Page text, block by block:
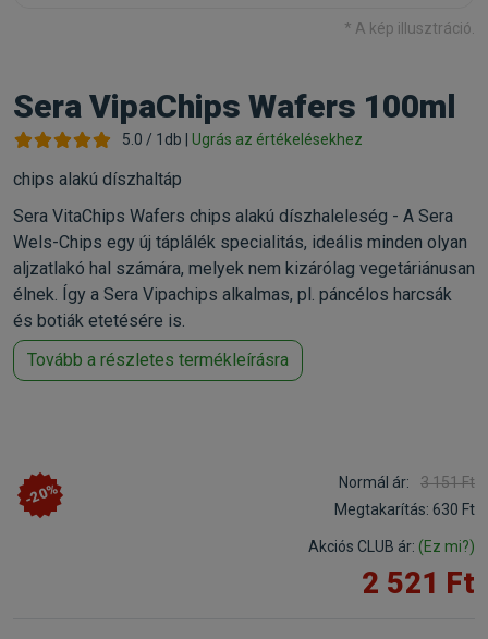
* A kép illusztráció.
Sera VipaChips Wafers 100ml
5.0 / 1db | Ugrás az értékelésekhez
chips alakú díszhaltáp
Sera VitaChips Wafers chips alakú díszhaleleség - A Sera
Wels-Chips egy új táplálék specialitás, ideális minden olyan
aljzatlakó hal számára, melyek nem kizárólag vegetáriánusan
élnek. Így a Sera Vipachips alkalmas, pl. páncélos harcsák
és botiák etetésére is.
Tovább a részletes termékleírásra
-20% Normál ár:
3 151 Ft
Megtakarítás: 630 Ft
Akciós CLUB ár: (Ez mi?)
2 521 Ft